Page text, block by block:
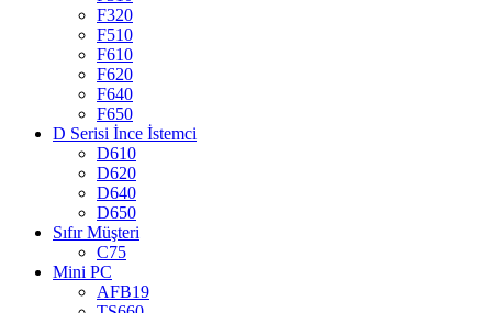
F320
F510
F610
F620
F640
F650
D Serisi İnce İstemci
D610
D620
D640
D650
Sıfır Müşteri
C75
Mini PC
AFB19